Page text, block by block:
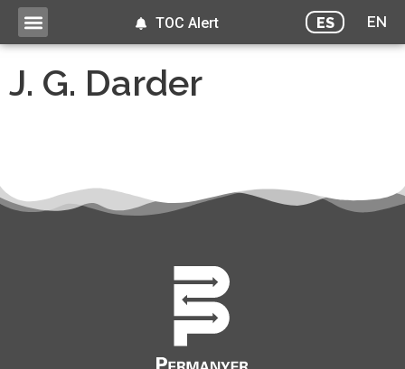
ES EN
TOC Alert
J. G. Darder